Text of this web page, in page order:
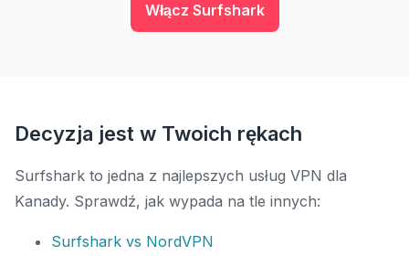
Włącz Surfshark
Decyzja jest w Twoich rękach
Surfshark to jedna z najlepszych usług VPN dla
Kanady. Sprawdź, jak wypada na tle innych:
Surfshark vs NordVPN